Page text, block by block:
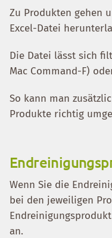
Zu Produkten gehen
Excel-Datei
Die Datei lässt sich
Mac Command-F)
So kann man
Produkte richtig
Wenn Sie die
bei den jeweiligen
an.